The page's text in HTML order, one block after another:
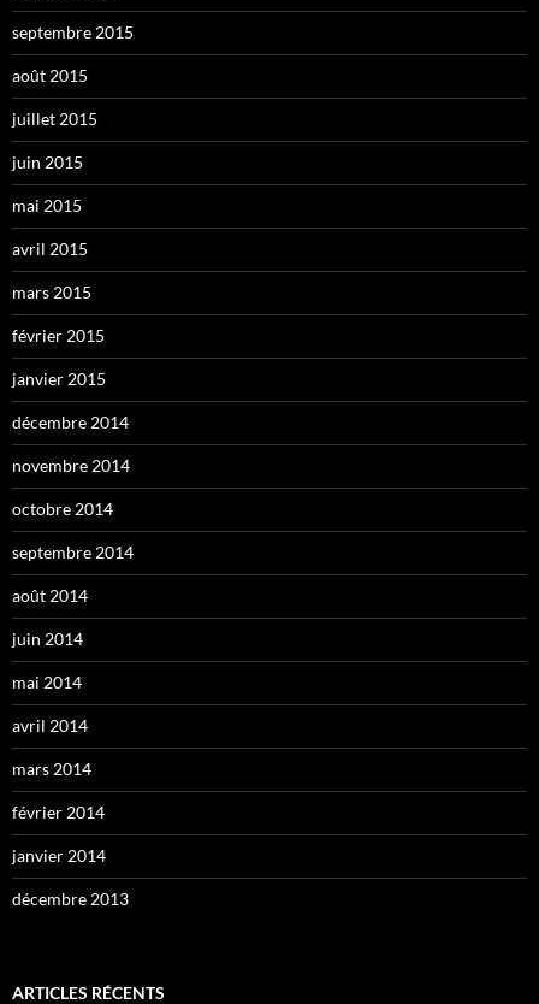
septembre 2015
août 2015
juillet 2015
juin 2015
mai 2015
avril 2015
mars 2015
février 2015
janvier 2015
décembre 2014
novembre 2014
octobre 2014
septembre 2014
août 2014
juin 2014
mai 2014
avril 2014
mars 2014
février 2014
janvier 2014
décembre 2013
ARTICLES RÉCENTS